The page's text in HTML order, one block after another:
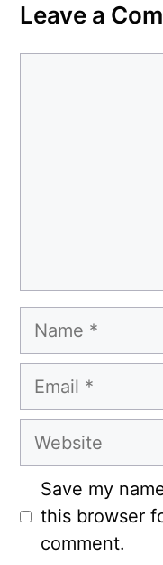
Leave a
Name
Email
Website
Save my
this browser
comment.